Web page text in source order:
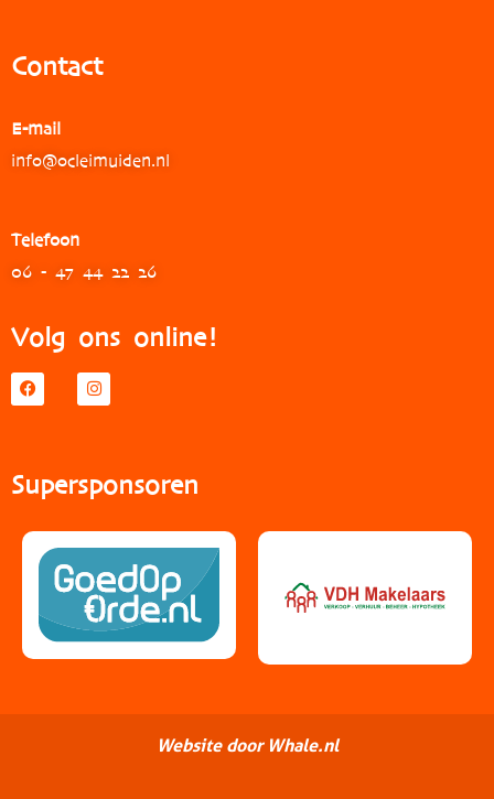
Contact
E-mail
info@ocleimuiden.nl
Telefoon
06 - 47 44 22 26
Volg ons online!
Supersponsoren
Website door Whale.nl